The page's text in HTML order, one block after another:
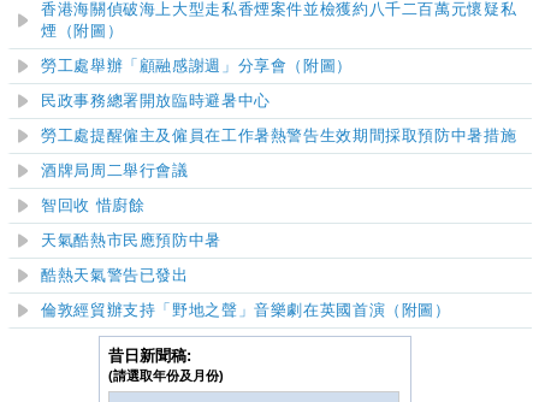
香港海關偵破海上大型走私香煙案件並檢獲約八千二百萬元懷疑私
煙（附圖）
勞工處舉辦「顧融感謝週」分享會（附圖）
民政事務總署開放臨時避暑中心
勞工處提醒僱主及僱員在工作暑熱警告生效期間採取預防中暑措施
酒牌局周二舉行會議
智回收 惜廚餘
天氣酷熱市民應預防中暑
酷熱天氣警告已發出
倫敦經貿辦支持「野地之聲」音樂劇在英國首演（附圖）
昔日新聞稿:
(請選取年份及月份)